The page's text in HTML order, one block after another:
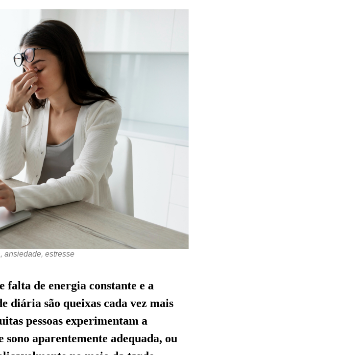
ansiedade, estresse
falta de energia constante e a
diária são queixas cada vez mais
pessoas experimentam a
sono aparentemente adequada, ou